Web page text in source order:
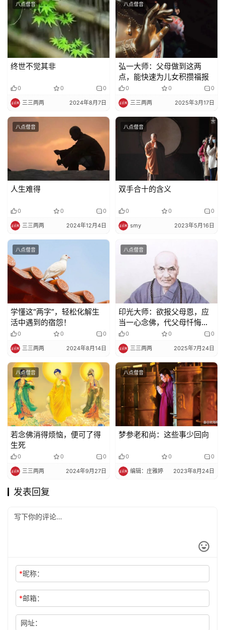
佛
教
艺
术
政
策
法
规
明
八点僧音
终世不觉其非
0 0 0
三三两两 2024年8月7日
八点僧音
弘一大师：父母做到这两
点，能快速为儿女积攒福报
0 0 0
三三两两 2025年3月17日
八点僧音
人生难得
0 0 0
三三两两 2024年12月4日
八点僧音
双手合十的含义
0 0 0
smy 2023年5月16日
八点僧音
学懂这“两字”，轻松化解生
活中遇到的宿怨！
0 0 0
三三两两 2024年8月14日
八点僧音
印光大师：欲报父母恩，应
当一心念佛，代父母忏悔业
障0 0 0
三三两两 2025年7月24日
八点僧音
若念佛消得烦恼，便可了得
生死
0 0 0
三三两两 2024年9月27日
八点僧音
梦参老和尚：这些事少回向
0 0 0
编辑：庄雅婷 2023年8月24日
发表回复
*昵称：
*邮箱：
网址：